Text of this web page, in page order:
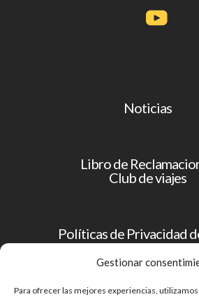
Gestionar
Para ofrecer las mejores experiencias,
Noticias
Libro de
Club de viajes
Políticas de Privacidad
Operador